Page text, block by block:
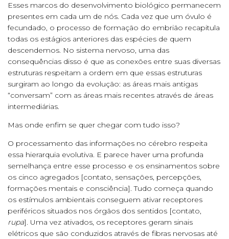
Esses marcos do desenvolvimento biológico permanecem
presentes em cada um de nós. Cada vez que um óvulo é
fecundado, o processo de formação do embrião recapitula
todas os estágios anteriores das espécies de quem
descendemos. No sistema nervoso, uma das
consequências disso é que as conexões entre suas diversas
estruturas respeitam a ordem em que essas estruturas
surgiram ao longo da evolução: as áreas mais antigas
“conversam” com as áreas mais recentes através de áreas
intermediárias.
Mas onde enfim se quer chegar com tudo isso?
O processamento das informações no cérebro respeita
essa hierarquia evolutiva. E parece haver uma profunda
semelhança entre esse processo e os ensinamentos sobre
os cinco agregados [contato, sensações, percepções,
formações mentais e consciência]. Tudo começa quando
os estímulos ambientais conseguem ativar receptores
periféricos situados nos órgãos dos sentidos [contato,
rupa]. Uma vez ativados, os receptores geram sinais
elétricos que são conduzidos através de fibras nervosas até